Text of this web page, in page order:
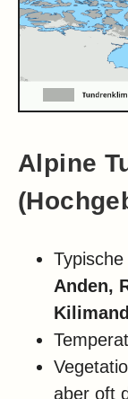
Alpine
Anden,
aber oft